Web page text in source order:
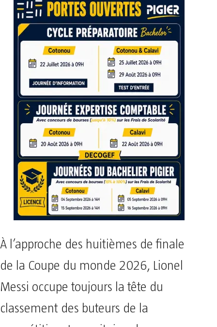
À l’approche des huitièmes de finale
de la Coupe du monde 2026, Lionel
Messi occupe toujours la tête du
classement des buteurs de la